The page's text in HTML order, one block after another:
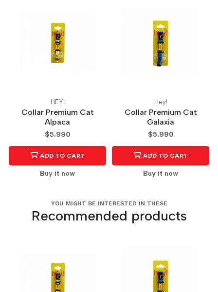
HEY!
Collar Premium Cat
Alpaca
$5.990
ADD TO CART
Buy it now
Hey!
Collar Premium Cat
Galaxia
$5.990
ADD TO CART
Buy it now
YOU MIGHT BE INTERESTED IN THESE
Recommended products